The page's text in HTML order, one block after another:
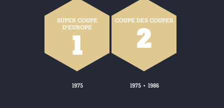
SUPER COUPE
D'EUROPE
1
1975
COUPE DES COUPES
2
1975• 1986